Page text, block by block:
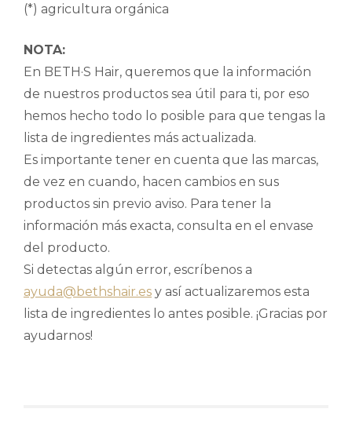
(*) agricultura orgánica
NOTA:
En BETH·S Hair, queremos que la información
de nuestros productos sea útil para ti, por eso
hemos hecho todo lo posible para que tengas la
lista de ingredientes más actualizada.
Es importante tener en cuenta que las marcas,
de vez en cuando, hacen cambios en sus
productos sin previo aviso. Para tener la
información más exacta, consulta en el envase
del producto.
Si detectas algún error, escríbenos a
ayuda@bethshair.es y así actualizaremos esta
lista de ingredientes lo antes posible. ¡Gracias por
ayudarnos!